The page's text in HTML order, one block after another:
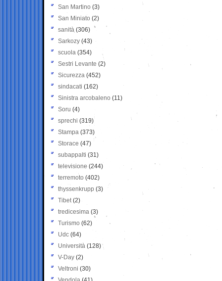
San Martino (3)
San Miniato (2)
sanità (306)
Sarkozy (43)
scuola (354)
Sestri Levante (2)
Sicurezza (452)
sindacati (162)
Sinistra arcobaleno (11)
Soru (4)
sprechi (319)
Stampa (373)
Storace (47)
subappalti (31)
televisione(244)
terremoto (402)
thyssenkrupp (3)
Tibet(2)
tredicesima (3)
Turismo (62)
Udc (64)
Università (128)
V-Day (2)
Veltroni (30)